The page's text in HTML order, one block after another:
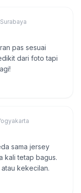
Surabaya
pas sesuai
dari foto tapi
sama jersey
kali tetap bagus.
kekecilan.